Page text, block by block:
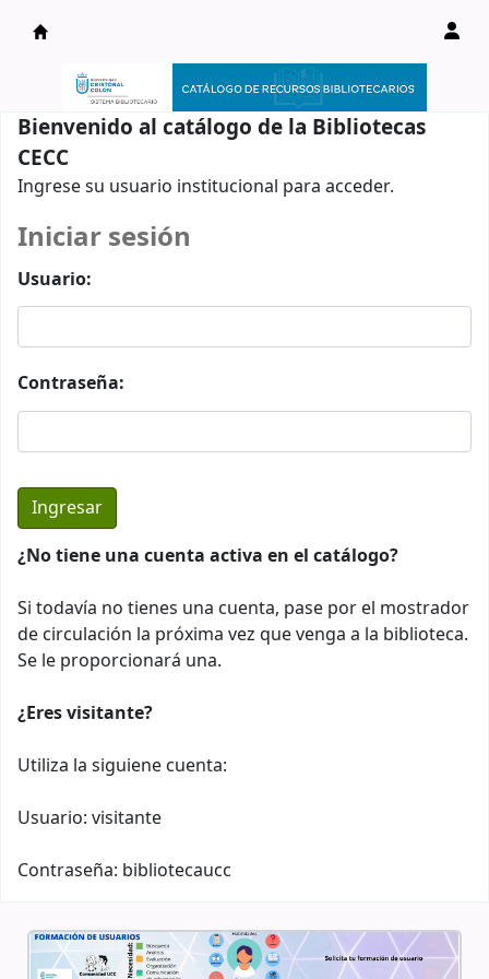
Catálogo en línea
Bienvenido al catálogo de la Bibliotecas
CECC
Ingrese su usuario institucional para acceder.
Iniciar sesión
Usuario:
Contraseña:
¿No tiene una cuenta activa en el catálogo?
Si todavía no tienes una cuenta, pase por el mostrador
de circulación la próxima vez que venga a la biblioteca.
Se le proporcionará una.
¿Eres visitante?
Utiliza la siguiene cuenta:
Usuario: visitante
Contraseña: bibliotecaucc